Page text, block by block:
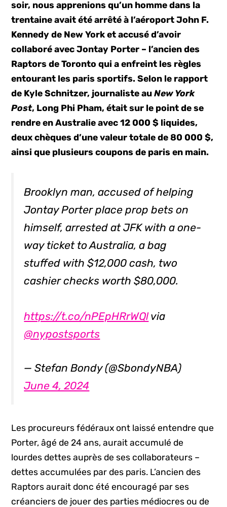
soir, nous apprenions qu’un homme dans la
trentaine avait été arrêté à l’aéroport John F.
Kennedy de New York et accusé d’avoir
collaboré avec Jontay Porter – l’ancien des
Raptors de Toronto qui a enfreint les règles
entourant les paris sportifs. Selon le rapport
de Kyle Schnitzer, journaliste auNew York
Post, Long Phi Pham, était sur le point de se
rendre en Australie avec 12 000 $ liquides,
deux chèques d’une valeur totale de 80 000 $,
ainsi que plusieurs coupons de paris en main.
Brooklyn man, accused of helping
Jontay Porter place prop bets on
himself, arrested at JFK with a one-
way ticket to Australia, a bag
stuffed with $12,000 cash, two
cashier checks worth $80,000.
https://t.co/nPEpHRrWQlvia
@nypostsports
— Stefan Bondy (@SbondyNBA)
June 4, 2024
Les procureurs fédéraux ont laissé entendre que
Porter, âgé de 24 ans, aurait accumulé de
lourdes dettes auprès de ses collaborateurs –
dettes accumulées par des paris. L’ancien des
Raptors aurait donc été encouragé par ses
créanciers de jouer des parties médiocres ou de